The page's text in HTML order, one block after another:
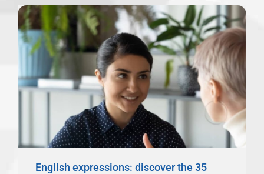
English expressions: discover the 35